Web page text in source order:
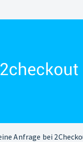
Anfrage bei